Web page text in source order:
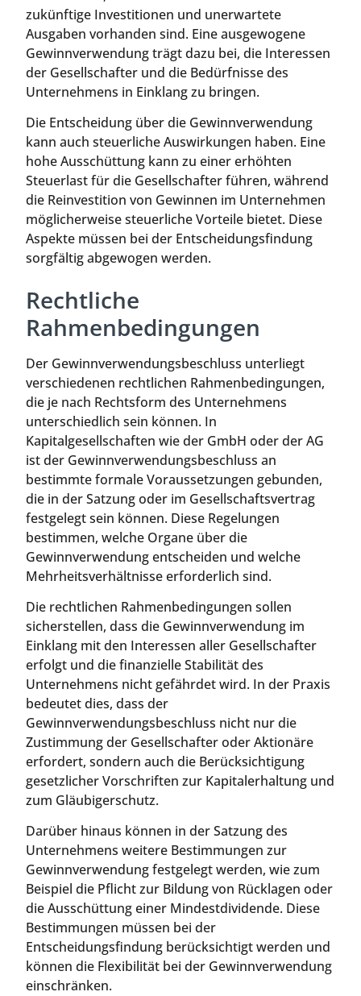
zukünftige Investitionen und unerwartete
Ausgaben vorhanden sind. Eine ausgewogene
Gewinnverwendung trägt dazu bei, die Interessen
der Gesellschafter und die Bedürfnisse des
Unternehmens in Einklang zu bringen.
Die Entscheidung über die Gewinnverwendung
kann auch steuerliche Auswirkungen haben. Eine
hohe Ausschüttung kann zu einer erhöhten
Steuerlast für die Gesellschafter führen, während
die Reinvestition von Gewinnen im Unternehmen
möglicherweise steuerliche Vorteile bietet. Diese
Aspekte müssen bei der Entscheidungsfindung
sorgfältig abgewogen werden.
Rechtliche
Rahmenbedingungen
Der Gewinnverwendungsbeschluss unterliegt
verschiedenen rechtlichen Rahmenbedingungen,
die je nach Rechtsform des Unternehmens
unterschiedlich sein können. In
Kapitalgesellschaften wie der GmbH oder der AG
ist der Gewinnverwendungsbeschluss an
bestimmte formale Voraussetzungen gebunden,
die in der Satzung oder im Gesellschaftsvertrag
festgelegt sein können. Diese Regelungen
bestimmen, welche Organe über die
Gewinnverwendung entscheiden und welche
Mehrheitsverhältnisse erforderlich sind.
Die rechtlichen Rahmenbedingungen sollen
sicherstellen, dass die Gewinnverwendung im
Einklang mit den Interessen aller Gesellschafter
erfolgt und die finanzielle Stabilität des
Unternehmens nicht gefährdet wird. In der Praxis
bedeutet dies, dass der
Gewinnverwendungsbeschluss nicht nur die
Zustimmung der Gesellschafter oder Aktionäre
erfordert, sondern auch die Berücksichtigung
gesetzlicher Vorschriften zur Kapitalerhaltung und
zum Gläubigerschutz.
Darüber hinaus können in der Satzung des
Unternehmens weitere Bestimmungen zur
Gewinnverwendung festgelegt werden, wie zum
Beispiel die Pflicht zur Bildung von Rücklagen oder
die Ausschüttung einer Mindestdividende. Diese
Bestimmungen müssen bei der
Entscheidungsfindung berücksichtigt werden und
können die Flexibilität bei der Gewinnverwendung
einschränken.